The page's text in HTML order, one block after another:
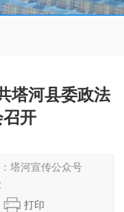
塔河县委政法
开
塔河宣传公众号
打印